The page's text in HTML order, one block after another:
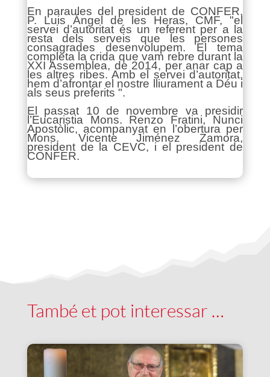
En paraules del president de CONFER,
P. Luis Ángel de les Heras, CMF, "el
servei d’autoritat és un referent per a la
resta dels serveis que les persones
consagrades desenvolupem. El tema
completa la crida que vam rebre durant la
XXI Assemblea, de 2014, per anar cap a
les altres ribes. Amb el servei d’autoritat,
hem d’afrontar el nostre lliurament a Déu i
als seus preferits ".
El passat 10 de novembre va presidir
l’Eucaristia Mons. Renzo Fratini, Nunci
Apostòlic, acompanyat en l’obertura per
Mons. Vicente Jiménez Zamora,
president de la CEVC, i el president de
CONFER.
També et pot interessar …